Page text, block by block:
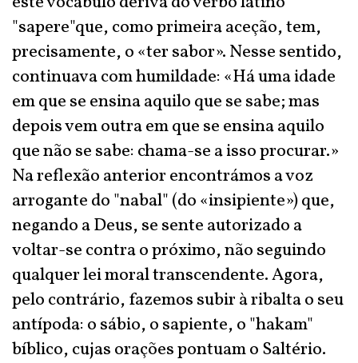
"sapere"que, como primeira aceção, tem,
precisamente, o «ter sabor». Nesse sentido,
continuava com humildade: «Há uma idade
em que se ensina aquilo que se sabe; mas
depois vem outra em que se ensina aquilo
que não se sabe: chama-se a isso procurar.»
Na reflexão anterior encontrámos a voz
arrogante do "nabal" (do «insipiente») que,
negando a Deus, se sente autorizado a
voltar-se contra o próximo, não seguindo
qualquer lei moral transcendente. Agora,
pelo contrário, fazemos subir à ribalta o seu
antípoda: o sábio, o sapiente, o "hakam"
bíblico, cujas orações pontuam o Saltério.